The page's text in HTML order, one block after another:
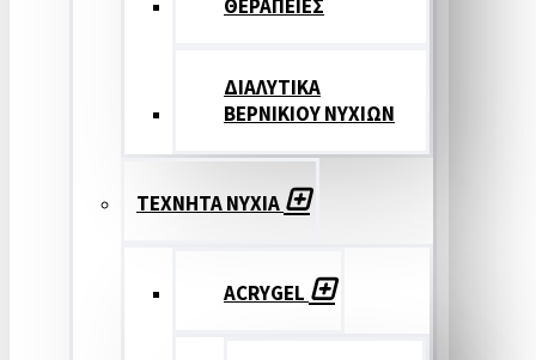
ΘΕΡΑΠΕΙΕΣ
ΔΙΑΛΥΤΙΚΑ
ΒΕΡΝΙΚΙΟΥ ΝΥΧΙΩΝ
ΤΕΧΝΗΤΑ ΝΥΧΙΑ
ACRYGEL